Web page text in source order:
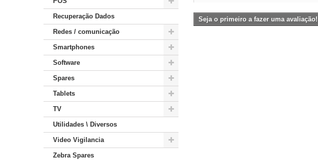
Recuperação Dados
Redes / comunicação
Smartphones
Software
Spares
Tablets
TV
Utilidades \ Diversos
Video Vigilancia
Zebra Spares
Seja o primeiro a fazer uma avaliação!